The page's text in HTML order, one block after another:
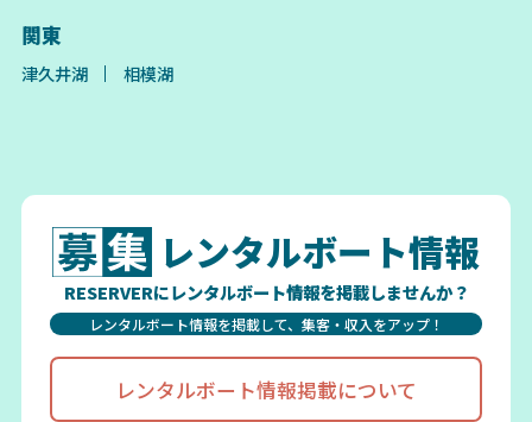
関東
津久井湖 相模湖
レンタルボート情報
RESERVERにレンタルボート情報を掲載しませんか？
レンタルボート情報を掲載して、集客・収入をアップ！
レンタルボート情報掲載について